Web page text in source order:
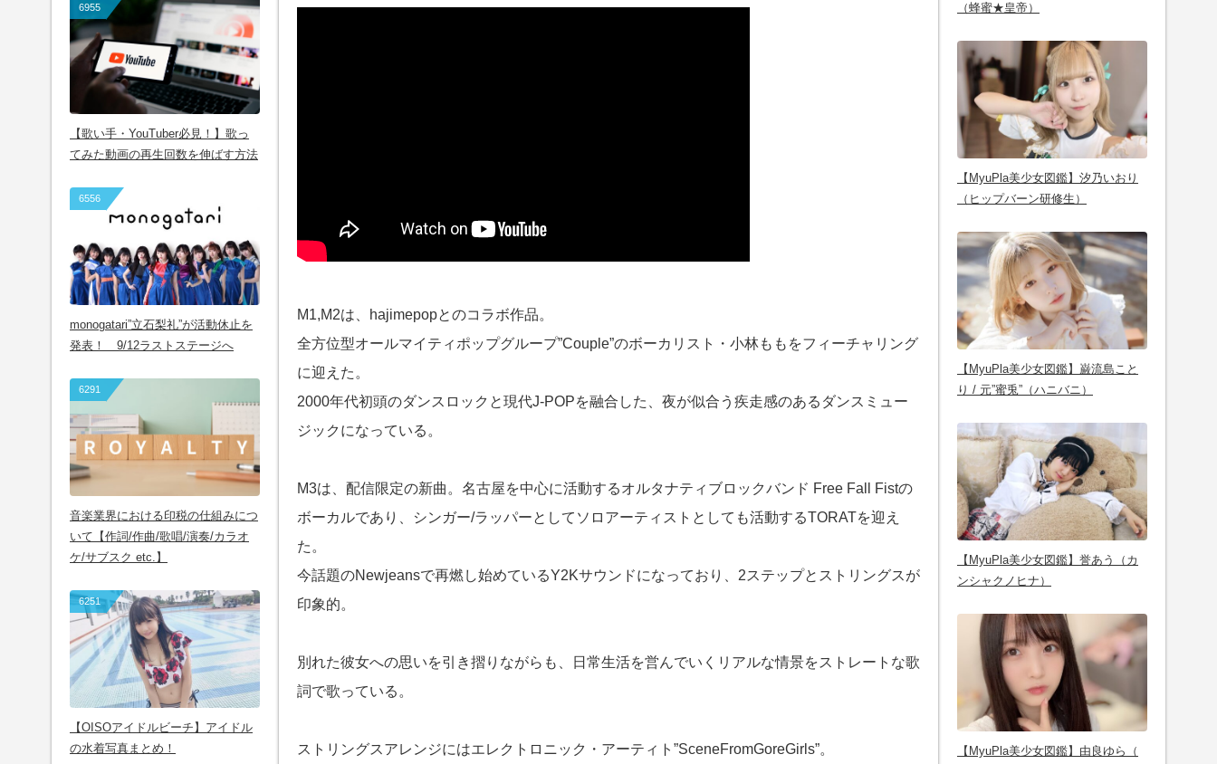
M1,M2は、hajimepopとのコラボ作品。
全方位型オールマイティポップグループ”Couple”のボーカリスト・小林ももをフィーチャリング
に迎えた。
2000年代初頭のダンスロックと現代J-POPを融合した、夜が似合う疾走感のあるダンスミュー
ジックになっている。
M3は、配信限定の新曲。名古屋を中心に活動するオルタナティブロックバンド Free Fall Fistの
ボーカルであり、シンガー/ラッパーとしてソロアーティストとしても活動するTORATを迎え
た。
今話題のNewjeansで再燃し始めているY2Kサウンドになっており、2ステップとストリングスが
印象的。
別れた彼女への思いを引き摺りながらも、日常生活を営んでいくリアルな情景をストレートな歌
詞で歌っている。
ストリングスアレンジにはエレクトロニック・アーティト”SceneFromGoreGirls”。
6955
【歌い手・YouTuber必見！】歌っ
てみた動画の再生回数を伸ばす方法
6556
monogatari”立石梨礼”が活動休止を
発表！ 9/12ラストステージへ
6291
音楽業界における印税の仕組みにつ
いて【作詞/作曲/歌唱/演奏/カラオ
ケ/サブスク etc.】
6251
【OISOアイドルビーチ】アイドル
の水着写真まとめ！
（蜂蜜★皇帝）
【MyuPla美少女図鑑】汐乃いおり
（ヒップバーン研修生）
【MyuPla美少女図鑑】巌流島こと
り / 元”蜜兎”（ハニバニ）
【MyuPla美少女図鑑】誉あう（カ
ンシャクノヒナ）
【MyuPla美少女図鑑】由良ゆら（